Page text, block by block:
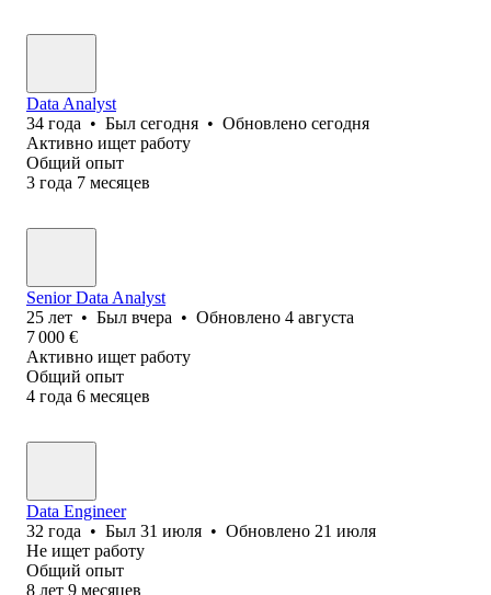
Data Analyst
34 года • Был сегодня • Обновлено сегодня
Активно ищет работу
Общий опыт
3 года 7 месяцев
Senior Data Analyst
25 лет • Был вчера • Обновлено 4 августа
7 000 €
Активно ищет работу
Общий опыт
4 года 6 месяцев
Data Engineer
32 года • Был 31 июля • Обновлено 21 июля
Не ищет работу
Общий опыт
8 лет 9 месяцев